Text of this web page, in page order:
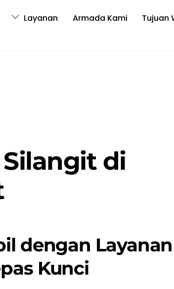
Layanan Armada Kami Tujuan
di
dengan Layanan
Kunci